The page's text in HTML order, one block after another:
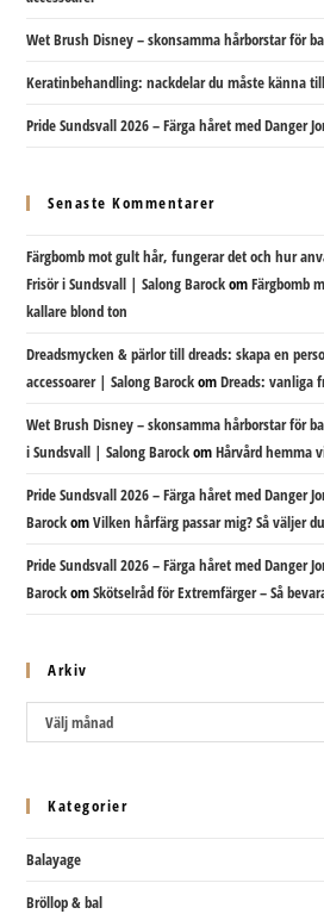
Wet Brush Disney – skonsamma hårborstar för
Keratinbehandling: nackdelar du måste känna
Pride Sundsvall 2026 – Färga håret med Danger
Senaste Kommentarer
Färgbomb mot gult hår, fungerar det och hur
Frisör i Sundsvall | Salong BarockomFärgbomb
kallare blond ton
Dreadsmycken & pärlor till dreads: skapa en
accessoarer | Salong BarockomDreads: vanliga
Wet Brush Disney – skonsamma hårborstar för
i Sundsvall | Salong BarockomHårvård hemma
Pride Sundsvall 2026 – Färga håret med Danger
BarockomVilken hårfärg passar mig? Så väljer
Pride Sundsvall 2026 – Färga håret med Danger
BarockomSkötselråd för Extremfärger – Så
Arkiv
ArkivVälj månad
Kategorier
Balayage
Bröllop & bal